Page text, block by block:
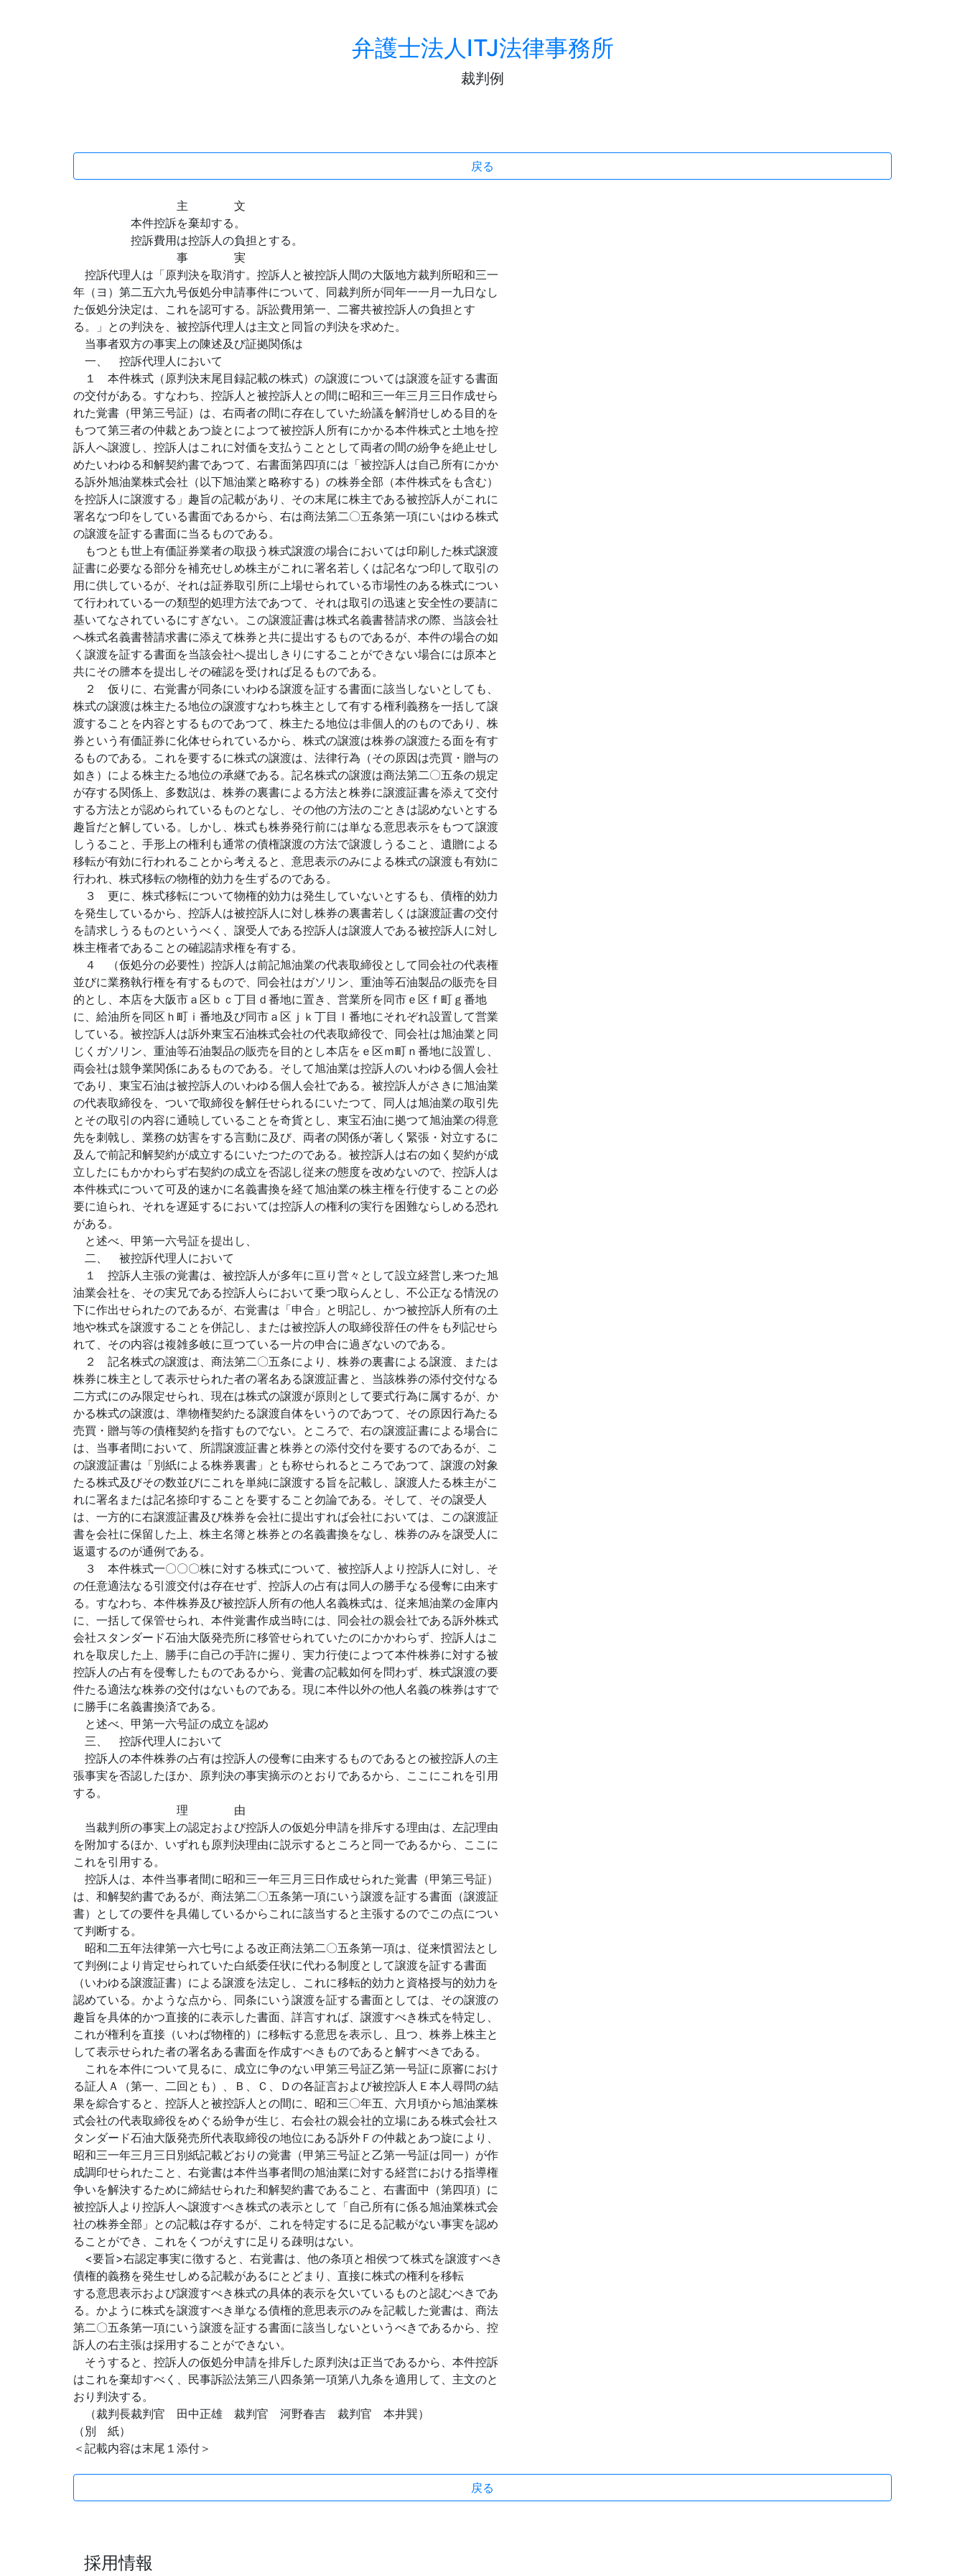
弁護士法人ITJ法律事務所
裁判例
戻る
主 文
本件控訴を棄却する。
控訴費用は控訴人の負担とする。
事 実
控訴代理人は「原判決を取消す。控訴人と被控訴人間の大阪地方裁判所昭和三一
年（ヨ）第二五六九号仮処分申請事件について、同裁判所が同年一一月一九日なし
た仮処分決定は、これを認可する。訴訟費用第一、二審共被控訴人の負担とす
る。」との判決を、被控訴代理人は主文と同旨の判決を求めた。
当事者双方の事実上の陳述及び証拠関係は
一、 控訴代理人において
１ 本件株式（原判決末尾目録記載の株式）の譲渡については譲渡を証する書面
の交付がある。すなわち、控訴人と被控訴人との間に昭和三一年三月三日作成せら
れた覚書（甲第三号証）は、右両者の間に存在していた紛議を解消せしめる目的を
もつて第三者の仲裁とあつ旋とによつて被控訴人所有にかかる本件株式と土地を控
訴人へ譲渡し、控訴人はこれに対価を支払うこととして両者の間の紛争を絶止せし
めたいわゆる和解契約書であつて、右書面第四項には「被控訴人は自己所有にかか
る訴外旭油業株式会社（以下旭油業と略称する）の株券全部（本件株式をも含む）
を控訴人に譲渡する」趣旨の記載があり、その末尾に株主である被控訴人がこれに
署名なつ印をしている書面であるから、右は商法第二〇五条第一項にいはゆる株式
の譲渡を証する書面に当るものである。
もつとも世上有価証券業者の取扱う株式譲渡の場合においては印刷した株式譲渡
証書に必要なる部分を補充せしめ株主がこれに署名若しくは記名なつ印して取引の
用に供しているが、それは証券取引所に上場せられている市場性のある株式につい
て行われている一の類型的処理方法であつて、それは取引の迅速と安全性の要請に
基いてなされているにすぎない。この譲渡証書は株式名義書替請求の際、当該会社
へ株式名義書替請求書に添えて株券と共に提出するものであるが、本件の場合の如
く譲渡を証する書面を当該会社へ提出しきりにすることができない場合には原本と
共にその謄本を提出しその確認を受ければ足るものである。
２ 仮りに、右覚書が同条にいわゆる譲渡を証する書面に該当しないとしても、
株式の譲渡は株主たる地位の譲渡すなわち株主として有する権利義務を一括して譲
渡することを内容とするものであつて、株主たる地位は非個人的のものであり、株
券という有価証券に化体せられているから、株式の譲渡は株券の譲渡たる面を有す
るものである。これを要するに株式の譲渡は、法律行為（その原因は売買・贈与の
如き）による株主たる地位の承継である。記名株式の譲渡は商法第二〇五条の規定
が存する関係上、多数説は、株券の裏書による方法と株券に譲渡証書を添えて交付
する方法とが認められているものとなし、その他の方法のごときは認めないとする
趣旨だと解している。しかし、株式も株券発行前には単なる意思表示をもつて譲渡
しうること、手形上の権利も通常の債権譲渡の方法で譲渡しうること、遺贈による
移転が有効に行われることから考えると、意思表示のみによる株式の譲渡も有効に
行われ、株式移転の物権的効力を生ずるのである。
３ 更に、株式移転について物権的効力は発生していないとするも、債権的効力
を発生しているから、控訴人は被控訴人に対し株券の裏書若しくは譲渡証書の交付
を請求しうるものというべく、譲受人である控訴人は譲渡人である被控訴人に対し
株主権者であることの確認請求権を有する。
４ （仮処分の必要性）控訴人は前記旭油業の代表取締役として同会社の代表権
並びに業務執行権を有するもので、同会社はガソリン、重油等石油製品の販売を目
的とし、本店を大阪市ａ区ｂｃ丁目ｄ番地に置き、営業所を同市ｅ区ｆ町ｇ番地
に、給油所を同区ｈ町ｉ番地及び同市ａ区ｊｋ丁目ｌ番地にそれぞれ設置して営業
している。被控訴人は訴外東宝石油株式会社の代表取締役で、同会社は旭油業と同
じくガソリン、重油等石油製品の販売を目的とし本店をｅ区ｍ町ｎ番地に設置し、
両会社は競争業関係にあるものである。そして旭油業は控訴人のいわゆる個人会社
であり、東宝石油は被控訴人のいわゆる個人会社である。被控訴人がさきに旭油業
の代表取締役を、ついで取締役を解任せられるにいたつて、同人は旭油業の取引先
とその取引の内容に通暁していることを奇貨とし、東宝石油に拠つて旭油業の得意
先を刺戟し、業務の妨害をする言動に及び、両者の関係が著しく緊張・対立するに
及んで前記和解契約が成立するにいたつたのである。被控訴人は右の如く契約が成
立したにもかかわらず右契約の成立を否認し従来の態度を改めないので、控訴人は
本件株式について可及的速かに名義書換を経て旭油業の株主権を行使することの必
要に迫られ、それを遅延するにおいては控訴人の権利の実行を困難ならしめる恐れ
がある。
と述べ、甲第一六号証を提出し、
二、 被控訴代理人において
１ 控訴人主張の覚書は、被控訴人が多年に亘り営々として設立経営し来つた旭
油業会社を、その実兄である控訴人らにおいて乗つ取らんとし、不公正なる情況の
下に作出せられたのであるが、右覚書は「申合」と明記し、かつ被控訴人所有の土
地や株式を譲渡することを併記し、または被控訴人の取締役辞任の件をも列記せら
れて、その内容は複雑多岐に亘つている一片の申合に過ぎないのである。
２ 記名株式の譲渡は、商法第二〇五条により、株券の裏書による譲渡、または
株券に株主として表示せられた者の署名ある譲渡証書と、当該株券の添付交付なる
二方式にのみ限定せられ、現在は株式の譲渡が原則として要式行為に属するが、か
かる株式の譲渡は、準物権契約たる譲渡自体をいうのであつて、その原因行為たる
売買・贈与等の債権契約を指すものでない。ところで、右の譲渡証書による場合に
は、当事者間において、所謂譲渡証書と株券との添付交付を要するのであるが、こ
の譲渡証書は「別紙による株券裏書」とも称せられるところであつて、譲渡の対象
たる株式及びその数並びにこれを単純に譲渡する旨を記載し、譲渡人たる株主がこ
れに署名または記名捺印することを要すること勿論である。そして、その譲受人
は、一方的に右譲渡証書及び株券を会社に提出すれば会社においては、この譲渡証
書を会社に保留した上、株主名簿と株券との名義書換をなし、株券のみを譲受人に
返還するのが通例である。
３ 本件株式一〇〇〇株に対する株式について、被控訴人より控訴人に対し、そ
の任意適法なる引渡交付は存在せず、控訴人の占有は同人の勝手なる侵奪に由来す
る。すなわち、本件株券及び被控訴人所有の他人名義株式は、従来旭油業の金庫内
に、一括して保管せられ、本件覚書作成当時には、同会社の親会社である訴外株式
会社スタンダード石油大阪発売所に移管せられていたのにかかわらず、控訴人はこ
れを取戻した上、勝手に自己の手許に握り、実力行使によつて本件株券に対する被
控訴人の占有を侵奪したものであるから、覚書の記載如何を問わず、株式譲渡の要
件たる適法な株券の交付はないものである。現に本件以外の他人名義の株券はすで
に勝手に名義書換済である。
と述べ、甲第一六号証の成立を認め
三、 控訴代理人において
控訴人の本件株券の占有は控訴人の侵奪に由来するものであるとの被控訴人の主
張事実を否認したほか、原判決の事実摘示のとおりであるから、ここにこれを引用
する。
理 由
当裁判所の事実上の認定および控訴人の仮処分申請を排斥する理由は、左記理由
を附加するほか、いずれも原判決理由に説示するところと同一であるから、ここに
これを引用する。
控訴人は、本件当事者間に昭和三一年三月三日作成せられた覚書（甲第三号証）
は、和解契約書であるが、商法第二〇五条第一項にいう譲渡を証する書面（譲渡証
書）としての要件を具備しているからこれに該当すると主張するのでこの点につい
て判断する。
昭和二五年法律第一六七号による改正商法第二〇五条第一項は、従来慣習法とし
て判例により肯定せられていた白紙委任状に代わる制度として譲渡を証する書面
（いわゆる譲渡証書）による譲渡を法定し、これに移転的効力と資格授与的効力を
認めている。かような点から、同条にいう譲渡を証する書面としては、その譲渡の
趣旨を具体的かつ直接的に表示した書面、詳言すれば、譲渡すべき株式を特定し、
これが権利を直接（いわば物権的）に移転する意思を表示し、且つ、株券上株主と
して表示せられた者の署名ある書面を作成すべきものであると解すべきである。
これを本件について見るに、成立に争のない甲第三号証乙第一号証に原審におけ
る証人Ａ（第一、二回とも）、Ｂ、Ｃ、Ｄの各証言および被控訴人Ｅ本人尋問の結
果を綜合すると、控訴人と被控訴人との間に、昭和三〇年五、六月頃から旭油業株
式会社の代表取締役をめぐる紛争が生じ、右会社の親会社的立場にある株式会社ス
タンダード石油大阪発売所代表取締役の地位にある訴外Ｆの仲裁とあつ旋により、
昭和三一年三月三日別紙記載どおりの覚書（甲第三号証と乙第一号証は同一）が作
成調印せられたこと、右覚書は本件当事者間の旭油業に対する経営における指導権
争いを解決するために締結せられた和解契約書であること、右書面中（第四項）に
被控訴人より控訴人へ譲渡すべき株式の表示として「自己所有に係る旭油業株式会
社の株券全部」との記載は存するが、これを特定するに足る記載がない事実を認め
ることができ、これをくつがえすに足りる疎明はない。
<要旨>右認定事実に徴すると、右覚書は、他の条項と相侯つて株式を譲渡すべき
債権的義務を発生せしめる記載があるにとどまり、直接に株式の権利を移転
する意思表示および譲渡すべき株式の具体的表示を欠いているものと認むべきであ
る。かように株式を譲渡すべき単なる債権的意思表示のみを記載した覚書は、商法
第二〇五条第一項にいう譲渡を証する書面に該当しないというべきであるから、控
訴人の右主張は採用することができない。
そうすると、控訴人の仮処分申請を排斥した原判決は正当であるから、本件控訴
はこれを棄却すべく、民事訴訟法第三八四条第一項第八九条を適用して、主文のと
おり判決する。
（裁判長裁判官 田中正雄 裁判官 河野春吉 裁判官 本井巽）
（別 紙）
＜記載内容は末尾１添付＞
戻る
採用情報